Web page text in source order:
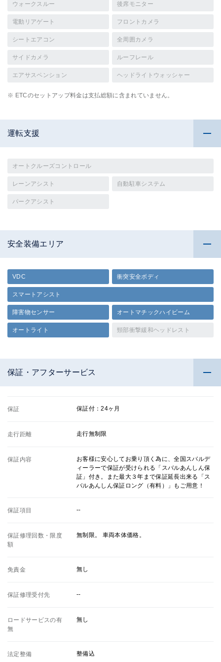
ウォークスルー 後席モニター
電動リアゲート フロントカメラ
シートエアコン 全周囲カメラ
サイドカメラ ルーフレール
エアサスペンション ヘッドライトウォッシャー
※ ETCのセットアップ料金は支払総額に含まれていません。
運転支援
オートクルーズコントロール
レーンアシスト 自動駐車システム
パークアシスト
安全装備エリア
VDC 衝突安全ボディ
スマートアシスト
障害物センサー オートマチックハイビーム
オートライト 頸部衝撃緩和ヘッドレスト
保証・アフターサービス
保証 保証付：24ヶ月
走行距離 走行無制限
保証内容
お客様に安心してお乗り頂く為に、全国スバルデ
ィーラーで保証が受けられる「スバルあんしん保
証」付き。また最大３年まで保証延長出来る「ス
バルあんしん保証ロング（有料）」もご用意！
保証項目 --
保証修理回数・限度
額
無制限。 車両本体価格。
免責金 無し
保証修理受付先 --
ロードサービスの有
無
無し
法定整備 整備込